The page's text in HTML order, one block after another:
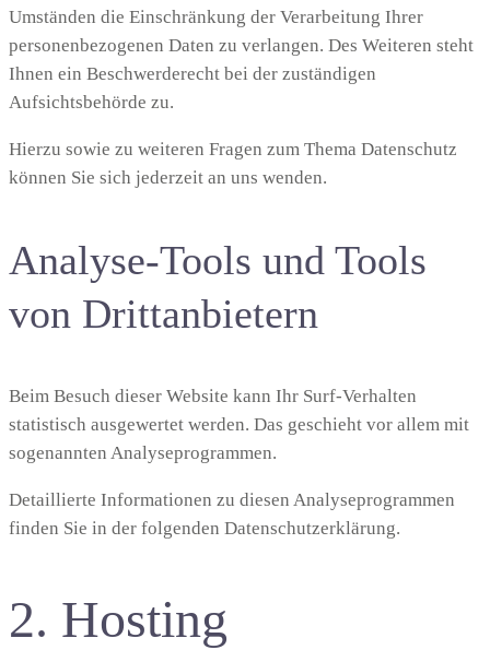
Umständen die Einschränkung der Verarbeitung Ihrer
personenbezogenen Daten zu verlangen. Des Weiteren steht
Ihnen ein Beschwerderecht bei der zuständigen
Aufsichtsbehörde zu.
Hierzu sowie zu weiteren Fragen zum Thema Datenschutz
können Sie sich jederzeit an uns wenden.
Analyse-Tools und Tools
von Dritt­anbietern
Beim Besuch dieser Website kann Ihr Surf-Verhalten
statistisch ausgewertet werden. Das geschieht vor allem mit
sogenannten Analyseprogrammen.
Detaillierte Informationen zu diesen Analyseprogrammen
finden Sie in der folgenden Datenschutzerklärung.
2. Hosting